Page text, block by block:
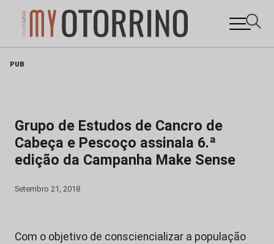
PUB
Grupo de Estudos de Cancro de
Cabeça e Pescoço assinala 6.ª
edição da Campanha Make Sense
Setembro 21, 2018
Com o objetivo de consciencializar a população